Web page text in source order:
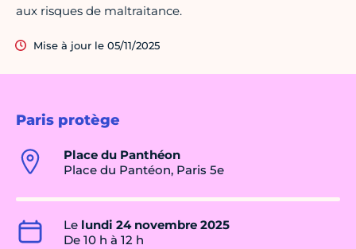
Paris protège
Place du Panthéon
Place du Pantéon, Paris 5e
Le lundi 24 novembre 2025
De 10 h à 12 h
aux risques de maltraitance.
Mise à jour le 05/11/2025